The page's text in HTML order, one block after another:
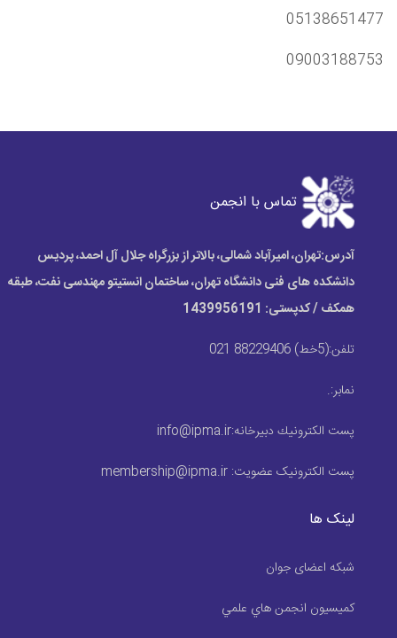
05138651477
09003188753
تماس با انجمن
آدرس:تهران، امیرآباد شمالی، بالاتر از بزرگراه جلال آل احمد، پردیس
دانشکده های فنی دانشگاه تهران، ساختمان انستیتو مهندسی نفت، طبقه
همکف / کدپستی: 1439956191
تلفن:(5خط) 88229406 021
نمابر:.
پست الكترونيك دبیرخانه:info@ipma.ir
پست الکترونیک عضویت:membership@ipma.ir
لینک ها
شبکه اعضای جوان
كميسيون انجمن هاي علمي